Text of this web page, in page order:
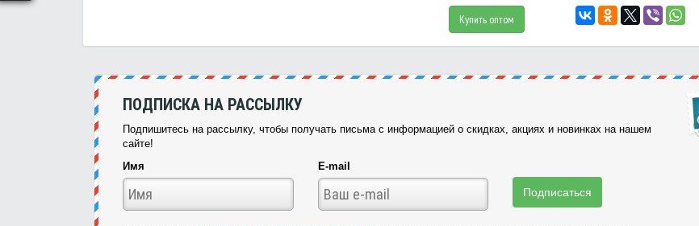
Купить оптом
ПОДПИСКА НА РАССЫЛКУ
Подпишитесь на рассылку, чтобы получать письма с информацией о скидках, акциях и новинках на нашем
сайте!
Имя
E-mail